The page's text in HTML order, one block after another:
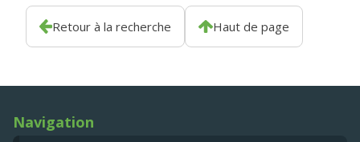
Retour à la recherche Haut de page
Navigation